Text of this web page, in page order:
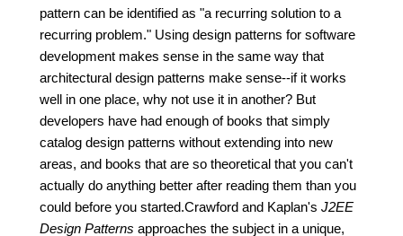
pattern can be identified as "a recurring solution to a
recurring problem." Using design patterns for software
development makes sense in the same way that
architectural design patterns make sense--if it works
well in one place, why not use it in another? But
developers have had enough of books that simply
catalog design patterns without extending into new
areas, and books that are so theoretical that you can't
actually do anything better after reading them than you
could before you started.Crawford and Kaplan's J2EE
Design Patterns approaches the subject in a unique,